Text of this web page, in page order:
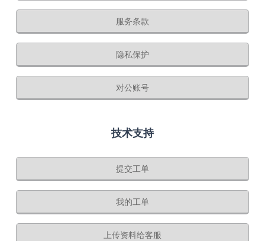
服务条款
隐私保护
对公账号
技术支持
提交工单
我的工单
上传资料给客服